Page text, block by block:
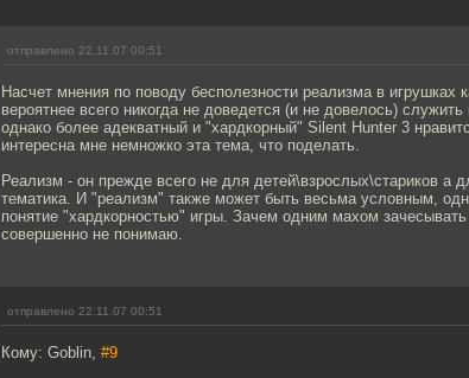
отправлено 22.11.07 00:51
Насчет мнения по поводу бесполезности реализма в игрушках
вероятнее всего никогда не доведется (и не довелось)
однако более адекватный и "хардкорный" Silent Hunter 3
интересна мне немножко эта тема, что поделать.
Реализм - он прежде всего не для детей\взрослых\стариков а
тематика. И "реализм" также может быть весьма условным,
понятие "хардкорностью" игры. Зачем одним махом
совершенно не понимаю.
отправлено 22.11.07 00:51
Кому: Goblin, #9